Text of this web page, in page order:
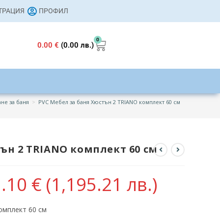
ПРОФИЛ
0.00€ (0.00 лв.)
0
за баня > PVC Мебел за баня Хюстън 2 TRIANO комплект 60 см
2 TRIANO комплект 60 см
€ (1,195.21 лв.)
60 см